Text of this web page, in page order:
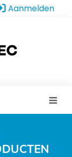
Aanmelden